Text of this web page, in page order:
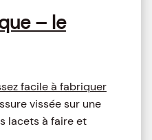
– le
facile à fabriquer
vissée sur une
lacets à faire et